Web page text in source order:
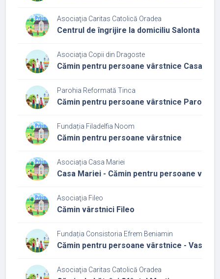
Asociaţia Caritas Catolică Oradea
Centrul de îngrijire la domiciliu Salonta
Asociaţia Copii din Dragoste
Cămin pentru persoane vârstnice Casa
Parohia Reformată Tinca
Cămin pentru persoane vârstnice Parohia
Fundația Filadelfia Noom
Cămin pentru persoane vârstnice
Asociația Casa Mariei
Casa Mariei - Cămin pentru persoane
Asociaţia Fileo
Cămin vârstnici Fileo
Fundația Consistoria Efrem Beniamin
Cămin pentru persoane vârstnice -
Asociaţia Caritas Catolică Oradea